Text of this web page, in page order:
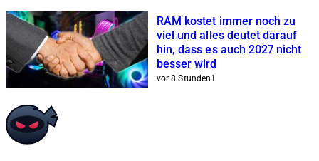
RAM kostet immer noch zu
viel und alles deutet darauf
hin, dass es auch 2027 nicht
besser wird
vor 8 Stunden1